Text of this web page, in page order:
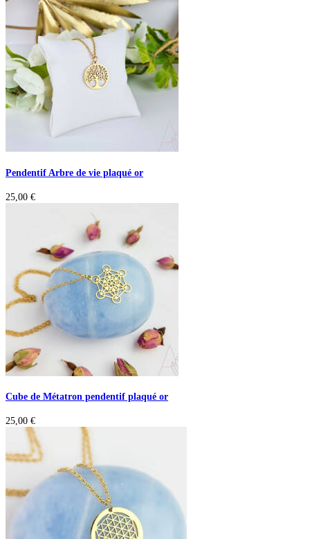
Pendentif Arbre de vie plaqué or
25,00 €
Cube de Métatron pendentif plaqué or
25,00 €